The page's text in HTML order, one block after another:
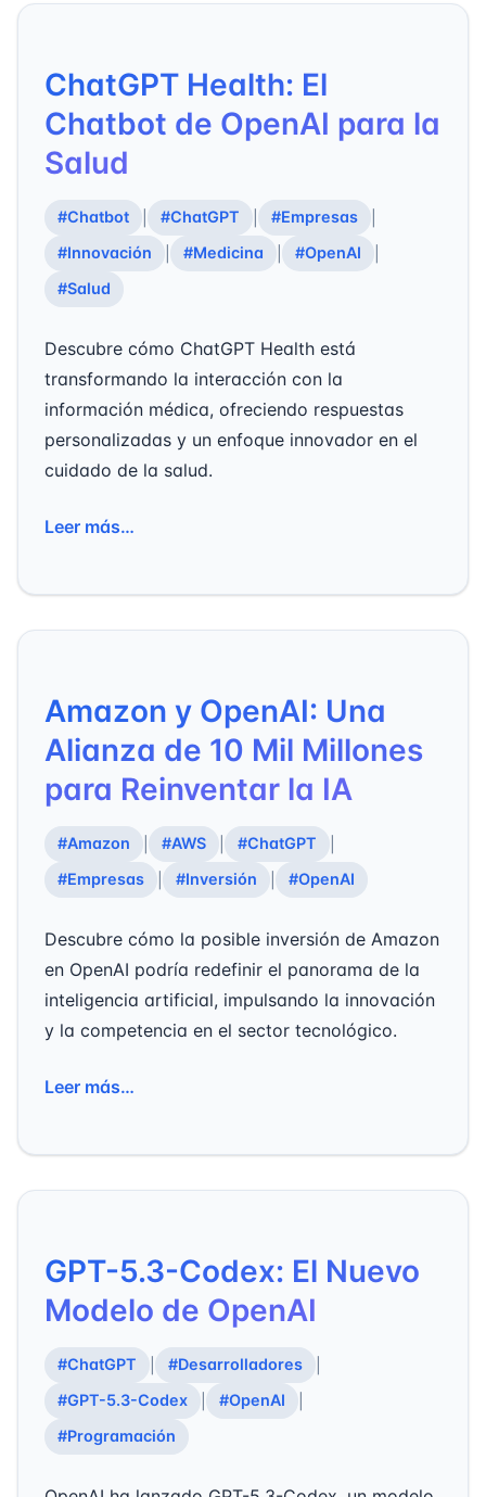
ChatGPT Health: El
Chatbot de OpenAI para la
Salud
#Chatbot #ChatGPT #Empresas
#Innovación
#Medicina #OpenAI
#Salud
Descubre cómo ChatGPT Health está
transformando la interacción con la
información médica, ofreciendo respuestas
personalizadas y un enfoque innovador en el
cuidado de la salud.
Leer más…
Amazon y OpenAI: Una
Alianza de 10 Mil Millones
para Reinventar la IA
#Amazon #AWS #ChatGPT
#Empresas
#Inversión #OpenAI
Descubre cómo la posible inversión de Amazon
en OpenAI podría redefinir el panorama de la
inteligencia artificial, impulsando la innovación
y la competencia en el sector tecnológico.
Leer más…
GPT-5.3-Codex: El Nuevo
Modelo de OpenAI
#ChatGPT #Desarrolladores
#GPT-5.3-Codex
#OpenAI
#Programación